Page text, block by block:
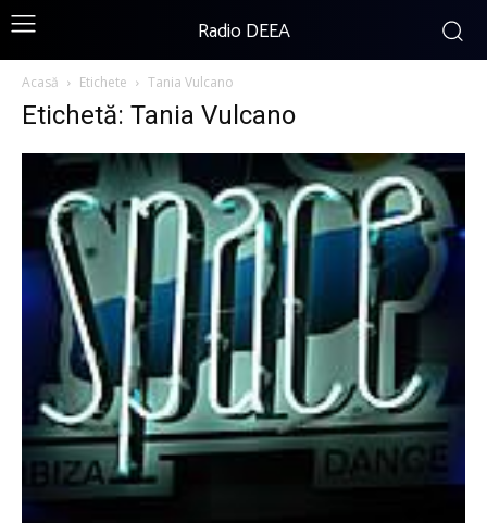
Radio DEEA
Acasă Etichete Tania Vulcano
Etichetă: Tania Vulcano